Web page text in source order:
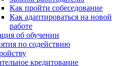
Как пройти собеседование
Как адаптироваться на новой
работе
об обучении
по содействию
кредитование